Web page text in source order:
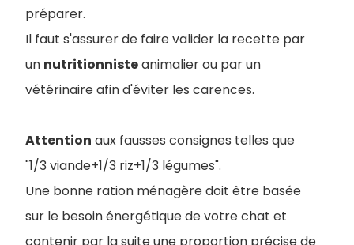
préparer.
Il faut s'assurer de faire valider la recette par
un nutritionnisteanimalier ou par un
vétérinaire afin d'éviter les carences.
Attention aux fausses consignes telles que
"1/3 viande+1/3 riz+1/3 légumes".
Une bonne ration ménagère doit être basée
sur le besoin énergétique de votre chat et